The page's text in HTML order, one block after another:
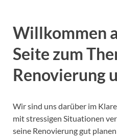
Willkommen
Seite zum
Renovierung
Wir sind uns darüber im
mit stressigen Situationen
seine Renovierung gut